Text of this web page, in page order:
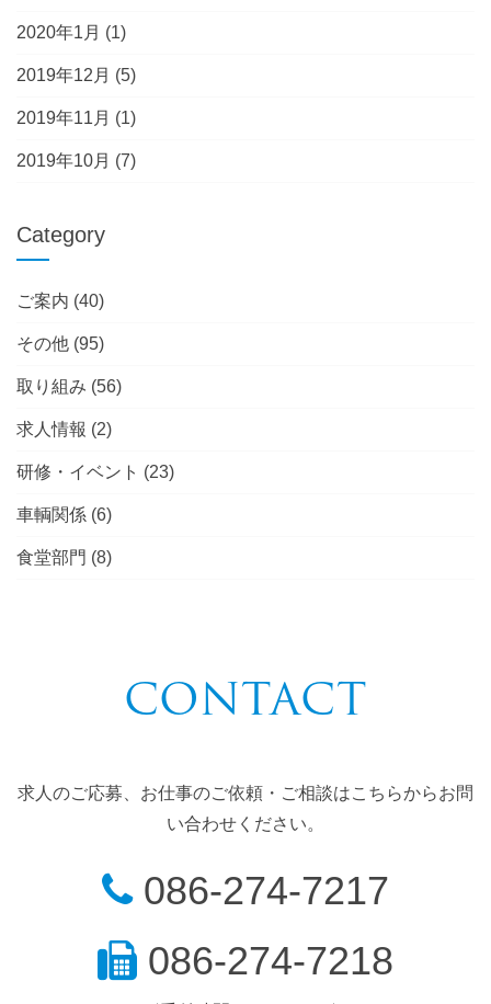
2020年1月 (1)
2019年12月 (5)
2019年11月 (1)
2019年10月 (7)
Category
ご案内 (40)
その他 (95)
取り組み (56)
求人情報 (2)
研修・イベント (23)
車輌関係 (6)
食堂部門 (8)
CONTACT
求人のご応募、お仕事のご依頼・ご相談はこちらからお問
い合わせください。
086-274-7217
086-274-7218